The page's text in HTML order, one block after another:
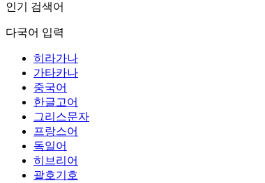
인기 검색어
다국어 입력
히라가나
가타카나
중국어
한글고어
그리스문자
프랑스어
독일어
히브리어
괄호기호